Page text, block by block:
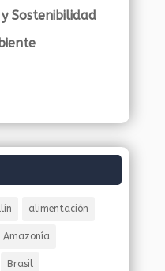
Sostenibilidad
alimentación
Amazonía
Brasil